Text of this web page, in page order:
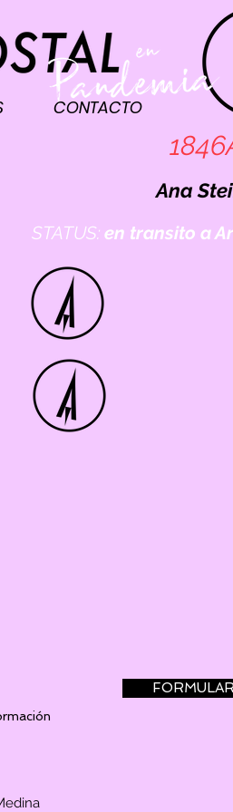
CONTACTO
STATUS: en transito a
Ana